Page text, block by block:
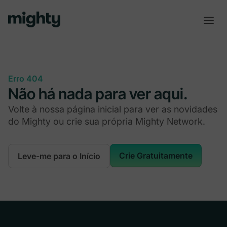
Erro 404
Não há nada para ver aqui.
Volte à nossa página inicial para ver as novidades
do Mighty ou crie sua própria Mighty Network.
Leve-me para o Início Crie Gratuitamente